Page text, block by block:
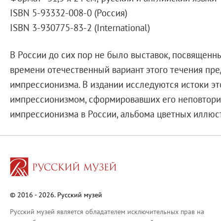
Адреса и часы работы
О билетах, льготах и услугах
Правила посещения музея
Высказать мнение / Сообщить о проблеме
Экскурсии
Лекции и абонементы
Лекторий
Лекции
Доступный музей
Социально-культурные проекты
Для СМИ
ISBN 5-93332-008-0 (Россия)
ISBN 3-930775-83-2 (International)
В России до сих пор не было выставок,
времени отечественный вариант этого течения
импрессионизма. В издании исследуются истоки
импрессионизмом, сформировавших его
импрессионизма в России, альбома цветных
© 2016 - 2026. Русский музей
Русский музей является обладателем исключительных прав на